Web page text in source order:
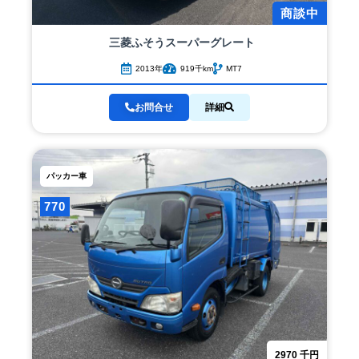
商談中
三菱ふそう スーパーグレート
2013年 919千km MT7
お問合せ 詳細
2970 千円
770
パッカー車